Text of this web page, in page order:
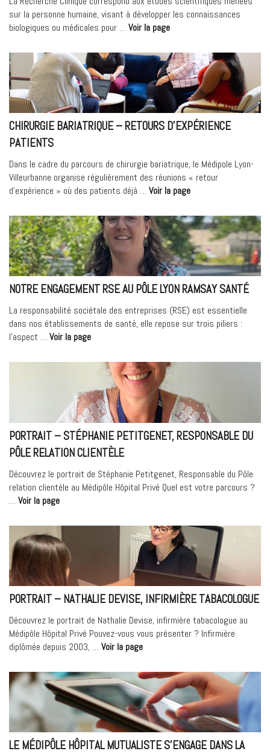
service
du
patient »
sur la personne humaine, visant à développer les connaissances
biologiques ou médicales pour … Voir la page« Unité
Recherche
Clinique
au
Médipôle
Hôpital
Mutualiste »
CHIRURGIE BARIATRIQUE – RETOURS D’EXPÉRIENCE
PATIENTS
Dans le cadre du parcours de chirurgie bariatrique, le Médipole Lyon-
Villeurbanne organise régulièrement des réunions « retour
d’expérience » où des patients déjà … Voir la page« Chirurgie
–
Retours
d’expérience
patients »
NOTRE ENGAGEMENT RSE AU PÔLE LYON RAMSAY SANTÉ
La responsabilité sociétale des entreprises (RSE) est essentielle
dans nos établissements de santé, elle repose sur trois piliers :
l’aspect … Voir la page« Notre
RSE
Pôle
Lyon
Ramsay
Santé »
PORTRAIT – STÉPHANIE PETITGENET, RESPONSABLE DU
PÔLE RELATION CLIENTÈLE
Découvrez le portrait de Stéphanie Petitgenet, Responsable du Pôle
relation clientèle au Médipôle Hôpital Privé Quel est votre parcours ?
… Voir la page« Portrait
Stéphanie
Petitgenet,
Responsable
du
Pôle
relation
clientèle »
PORTRAIT – NATHALIE DEVISE, INFIRMIÈRE TABACOLOGUE
Découvrez le portrait de Nathalie Devise, infirmière tabacologue au
Médipôle Hôpital Privé Pouvez-vous vous présenter ? Infirmière
diplômée depuis 2003, … Voir la page« Portrait
Nathalie
Devise,
Infirmière
tabacologue »
LE MÉDIPÔLE HÔPITAL MUTUALISTE S’ENGAGE DANS LA